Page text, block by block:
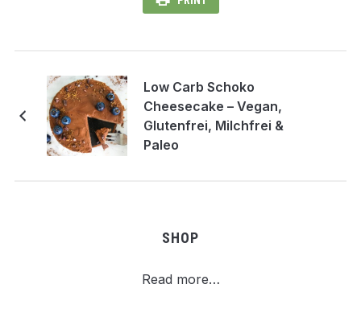
Low Carb Schoko
Cheesecake – Vegan,
Glutenfrei, Milchfrei &
Paleo
SHOP
Read more…